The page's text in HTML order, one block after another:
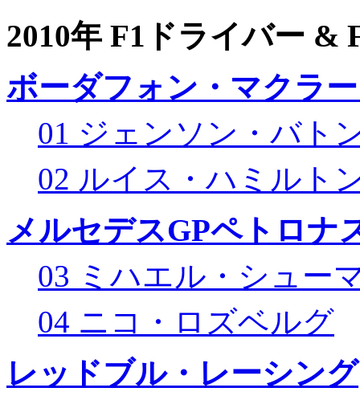
2010年 F1ドライバー &
ボーダフォン・マクラ
01 ジェンソン・バト
02 ルイス・ハミルト
メルセデスGPペトロナ
03 ミハエル・シュー
04 ニコ・ロズベルグ
レッドブル・レーシング